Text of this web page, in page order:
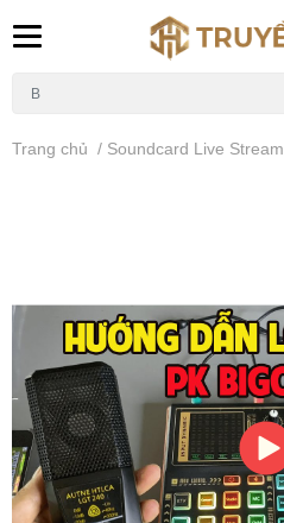
Trang chủ / Soundcard Live Stream